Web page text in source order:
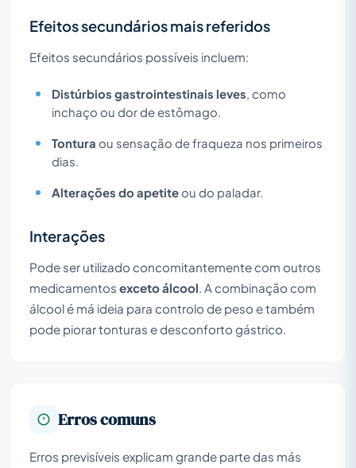
Efeitos secundários mais referidos
Efeitos secundários possíveis incluem:
Distúrbios gastrointestinais leves , como
inchaço ou dor de estômago.
Tontura ou sensação de fraqueza nos primeiros
dias.
Alterações do apetiteou do paladar.
Interações
Pode ser utilizado concomitantemente com outros
medicamentos exceto álcool . A combinação com
álcool é má ideia para controlo de peso e também
pode piorar tonturas e desconforto gástrico.
Erros comuns
Erros previsíveis explicam grande parte das más